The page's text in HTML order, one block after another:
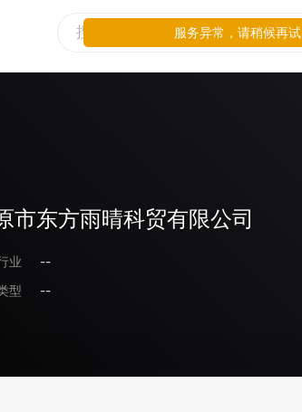
市东方雨晴科贸有限公司
业
--
型
--
服务异常，请稍候再试